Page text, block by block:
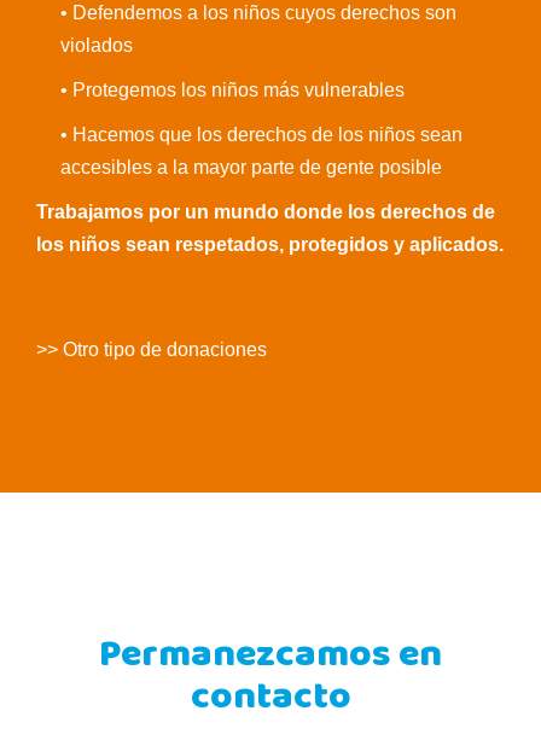
• Defendemos a los niños cuyos derechos son
violados
• Protegemos los niños más vulnerables
• Hacemos que los derechos de los niños sean
accesibles a la mayor parte de gente posible
Trabajamos por un mundo donde los derechos de
los niños sean respetados, protegidos y aplicados.
>> Otro tipo de donaciones
Permanezcamos en
contacto